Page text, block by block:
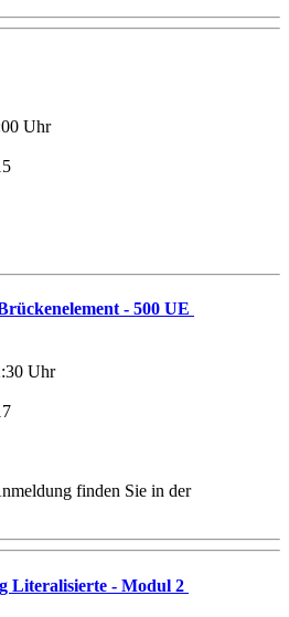
Uhr
- 500 UE
Uhr
finden Sie in der
Literalisierte - Modul 2